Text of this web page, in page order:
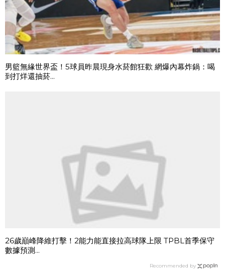
男籃無緣世界盃！5球員昨晨現身水菸館狂歡 網爆內幕炸鍋：喝
到打烊還抽菸...
26歲巔峰降維打擊！2能力能直接拉高球隊上限 TPBL首季保守
數據預測...
Recommended by